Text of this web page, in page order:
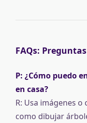
FAQs:
P: ¿Cómo puedo
en casa?
R: Usa imágenes
como dibujar